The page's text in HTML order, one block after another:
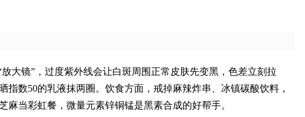
大镜”，过度紫外线会让白斑周围正常皮肤先变黑，色差立刻拉
数50的乳液抹两圈。饮食方面，戒掉麻辣炸串、冰镇碳酸饮料，
当彩虹餐，微量元素锌铜锰是黑素合成的好帮手。